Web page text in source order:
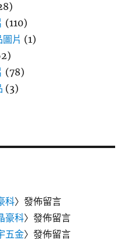
(110)
片 (1)
(78)
(3)
科〉發佈留言
豪科〉發佈留言
五金〉發佈留言